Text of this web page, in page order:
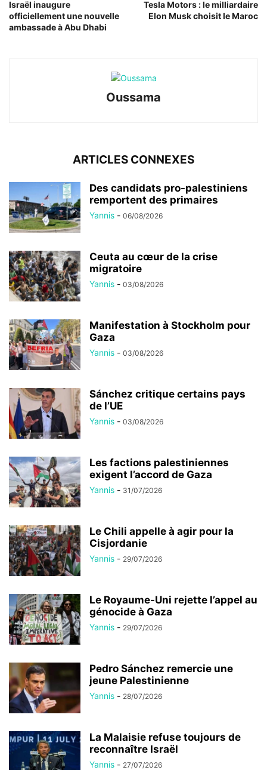
Israël inaugure
officiellement une nouvelle
ambassade à Abu Dhabi
Tesla Motors : le milliardaire
Elon Musk choisit le Maroc
Oussama
ARTICLES CONNEXES
Des candidats pro-palestiniens
remportent des primaires
Yannis - 06/08/2026
Ceuta au cœur de la crise
migratoire
Yannis - 03/08/2026
Manifestation à Stockholm pour
Gaza
Yannis - 03/08/2026
Sánchez critique certains pays
de l’UE
Yannis - 03/08/2026
Les factions palestiniennes
exigent l’accord de Gaza
Yannis - 31/07/2026
Le Chili appelle à agir pour la
Cisjordanie
Yannis - 29/07/2026
Le Royaume-Uni rejette l’appel au
génocide à Gaza
Yannis - 29/07/2026
Pedro Sánchez remercie une
jeune Palestinienne
Yannis - 28/07/2026
La Malaisie refuse toujours de
reconnaître Israël
Yannis - 27/07/2026